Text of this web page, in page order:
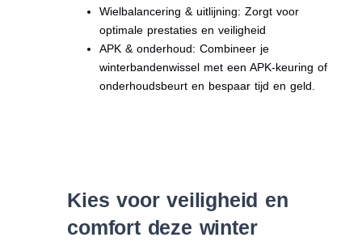
Wielbalancering & uitlijning: Zorgt voor
optimale prestaties en veiligheid
APK & onderhoud: Combineer je
winterbandenwissel met een APK-keuring of
onderhoudsbeurt en bespaar tijd en geld.
Kies voor veiligheid en
comfort deze winter